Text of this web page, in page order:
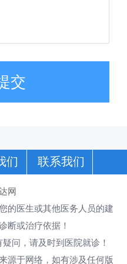
交
们 联系我们
网
的医生或其他医务人员的建
断或治疗依据！
问，请及时到医院就诊！
源于网络，如有涉及任何版